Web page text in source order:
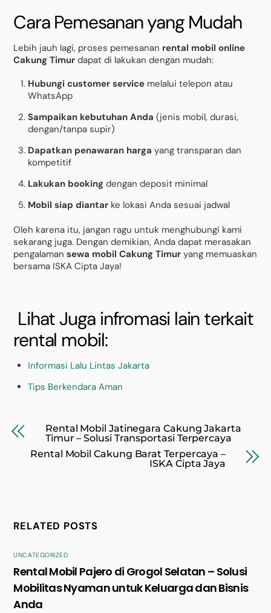
Cara Pemesanan yang Mudah
Lebih jauh lagi, proses pemesanan rental mobil online
Cakung Timur dapat di lakukan dengan mudah:
Hubungi customer service melalui telepon atau
WhatsApp
Sampaikan kebutuhan Anda (jenis mobil, durasi,
dengan/tanpa supir)
Dapatkan penawaran harga yang transparan dan
kompetitif
Lakukan booking dengan deposit minimal
Mobil siap diantar ke lokasi Anda sesuai jadwal
Oleh karena itu, jangan ragu untuk menghubungi kami
sekarang juga. Dengan demikian, Anda dapat merasakan
pengalamansewa mobil Cakung Timur yang memuaskan
bersama ISKA Cipta Jaya!
Lihat Juga infromasi lain terkait
rental mobil:
Informasi Lalu Lintas Jakarta
Tips Berkendara Aman
Rental Mobil Jatinegara Cakung Jakarta
Timur – Solusi Transportasi Terpercaya
Rental Mobil Cakung Barat Terpercaya –
ISKA Cipta Jaya
RELATED POSTS
UNCATEGORIZED
Rental Mobil Pajero di Grogol Selatan – Solusi
Mobilitas Nyaman untuk Keluarga dan Bisnis
Anda